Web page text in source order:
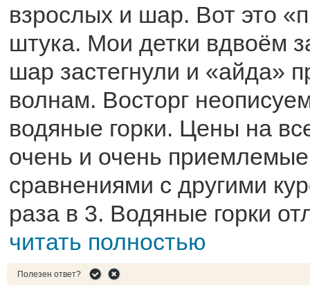
взрослых и шар. Вот это
штука. Мои детки вдвоём
шар застегнули и «айда»
волнам. Восторг
водяные горки. Цены на
очень и очень
сравнениями с другими
раза в 3. Водяные горки
читать полностью
Полезен ответ?